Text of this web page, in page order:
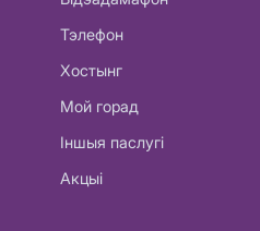
Тэлефон
Хостынг
Мой горад
Іншыя паслугі
Акцыі